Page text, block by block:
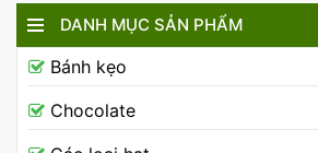
DANH MỤC SẢN PHẨM
Bánh kẹo
Chocolate